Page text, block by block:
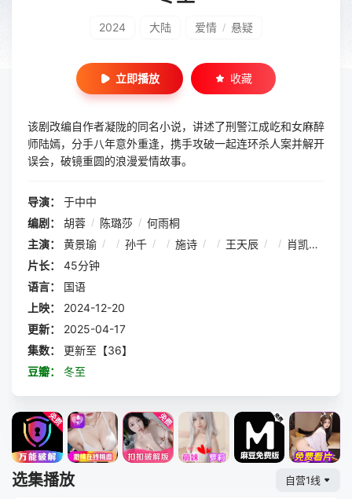
2024 大陆 爱情 / 悬疑
立即播放 收藏
该剧改编自作者凝陇的同名小说，讲述了刑警江成屹和女麻醉
师陆嫣，分手八年意外重逢，携手攻破一起连环杀人案并解开
误会，破镜重圆的浪漫爱情故事。
导演：
于中中
编剧：
胡蓉 / 陈璐莎 / 何雨桐
主演：
黄景瑜 / / 孙千 / / 施诗 / / 王天辰 / / 肖凯中
片长：
45分钟
语言：
国语
上映：
2024-12-20
更新：
2025-04-17
集数：
更新至【36】
豆瓣：
冬至
选集播放 自营1线